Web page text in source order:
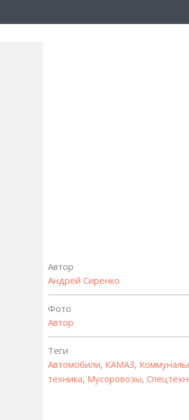
Автор
Андрей Сиренко
Фото
Автор
Теги
Автомобили, КАМАЗ,
техника, Мусоровозы,